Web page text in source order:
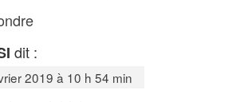
dit :
2019 à 10 h 54 min